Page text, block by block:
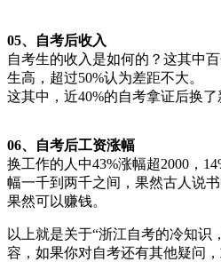
05、自考后收入
自考生的收入是如何的？这其中
生高，超过50%认为差距不大。
这其中，近40%的自考拿证后换了
06、自考后工资涨幅
换工作的人中43%涨幅超2000，
幅一千到两千之间，果然古人说
果然可以赚钱。
以上就是关于“浙江自考的冷知识
容，如果你对自考还有其他疑问